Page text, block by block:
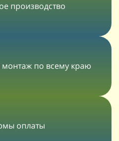
производство
монтаж по всему краю
оплаты